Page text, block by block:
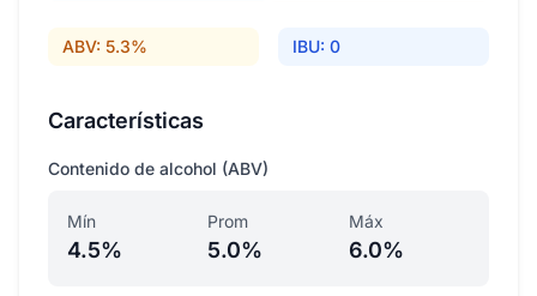
ABV: 5.3% IBU: 0
Características
Contenido de alcohol (ABV)
Mín
4.5%
Prom
5.0%
Máx
6.0%